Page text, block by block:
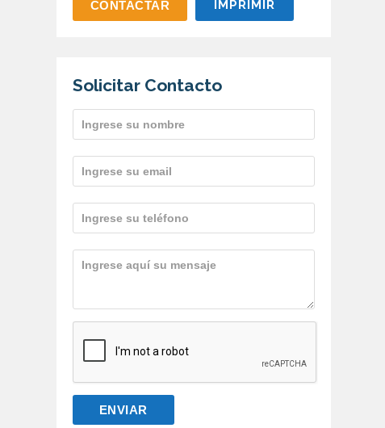
IMPRIMIR
Solicitar Contacto